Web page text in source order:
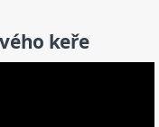
keře